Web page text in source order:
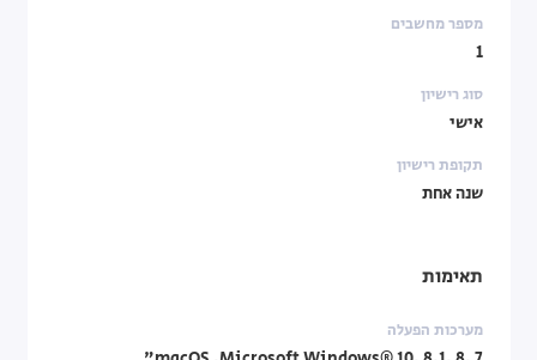
מספר מחשבים
1
סוג רישיון
אישי
תקופת רישיון
שנה אחת
תאימות
מערכות הפעלה